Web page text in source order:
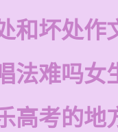
和坏处作
法难吗女
高考的地